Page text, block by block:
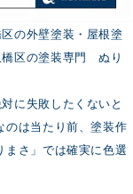
の外壁塗装・屋根塗
橋区の塗装専門 ぬり
に失敗したくないと
のは当たり前、塗装作
まさ」では確実に色選